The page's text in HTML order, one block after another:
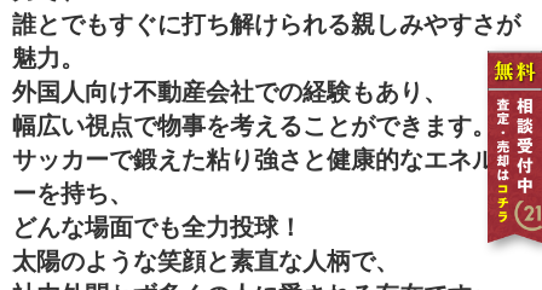
誰とでもすぐに打ち解けられる親しみやすさが
魅力。
外国人向け不動産会社での経験もあり、
幅広い視点で物事を考えることができます。
サッカーで鍛えた粘り強さと健康的なエネルギ
ーを持ち、
どんな場面でも全力投球！
太陽のような笑顔と素直な人柄で、